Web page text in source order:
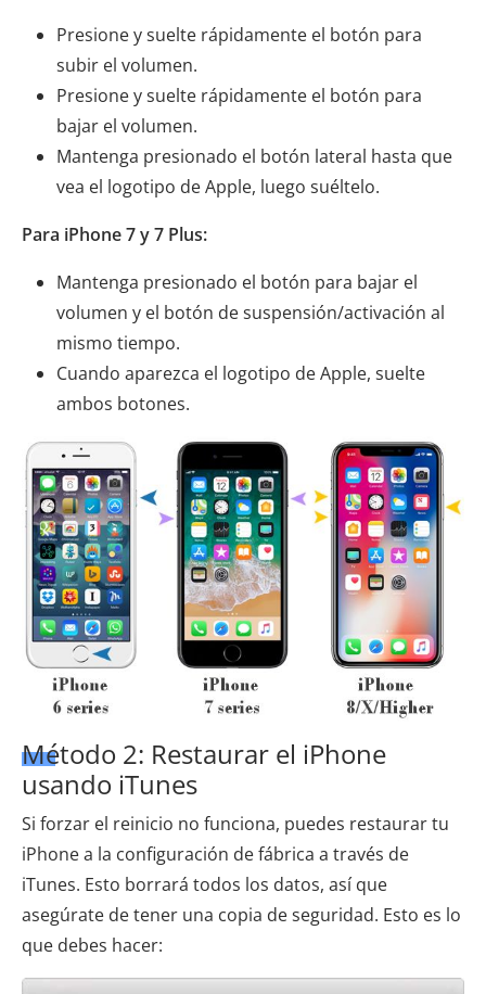
Presione y suelte rápidamente el botón para
subir el volumen.
Presione y suelte rápidamente el botón para
bajar el volumen.
Mantenga presionado el botón lateral hasta que
vea el logotipo de Apple, luego suéltelo.
Para iPhone 7 y 7 Plus:
Mantenga presionado el botón para bajar el
volumen y el botón de suspensión/activación al
mismo tiempo.
Cuando aparezca el logotipo de Apple, suelte
ambos botones.
Método 2: Restaurar el iPhone
usando iTunes
Si forzar el reinicio no funciona, puedes restaurar tu
iPhone a la configuración de fábrica a través de
iTunes. Esto borrará todos los datos, así que
asegúrate de tener una copia de seguridad. Esto es lo
que debes hacer: